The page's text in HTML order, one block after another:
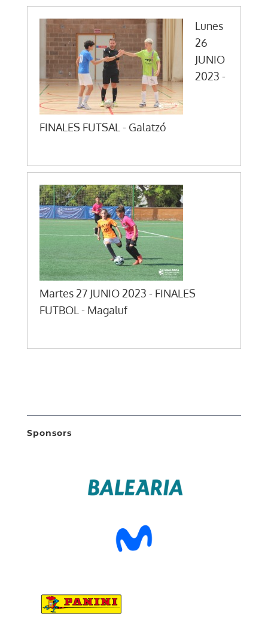
Lunes
26
JUNIO
2023 -
FINALES FUTSAL - Galatzó
Martes 27 JUNIO 2023 - FINALES
FUTBOL - Magaluf
Sponsors